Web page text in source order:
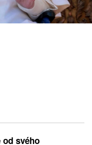
od svého